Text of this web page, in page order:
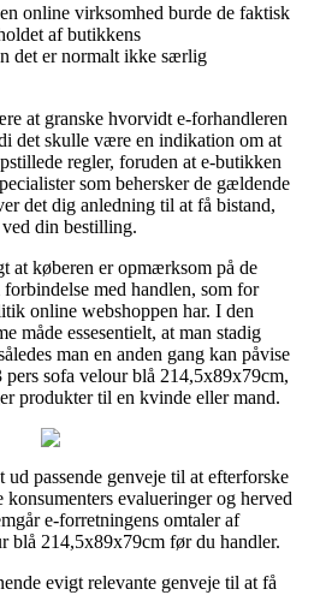
online virksomhed burde de faktisk
af butikkens
det er normalt ikke særlig
at granske hvorvidt e-forhandleren
det skulle være en indikation om at
regler, foruden at e-butikken
som behersker de gældende
det dig anledning til at få bistand,
din bestilling.
at køberen er opmærksom på de
med handlen, som for
online webshoppen har. I den
måde essesentielt, at man stadig
man en anden gang kan påvise
sofa velour blå 214,5x89x79cm,
produkter til en kvinde eller mand.
passende genveje til at efterforske
evalueringer og herved
e-forretningens omtaler af
blå 214,5x89x79cm før du handler.
evigt relevante genveje til at få